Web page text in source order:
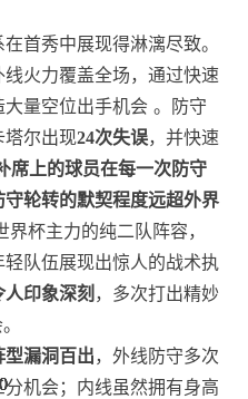
首秀中展现得淋漓尽致。
线火力覆盖全场，通过快速
量空位出手机会 。防守
塔尔出现24次失误，并快速
席上的球员在每一次防守
轮转的默契程度远超外界
杯主力的纯二队阵容，
队伍展现出惊人的战术执
印象深刻 ，多次打出精妙
型漏洞百出，外线防守多次
机会；内线虽然拥有身高